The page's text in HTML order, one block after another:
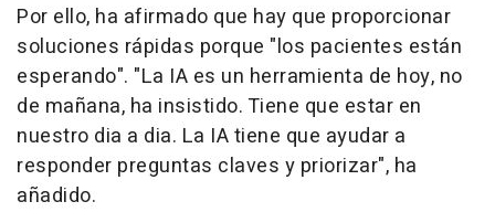
Por ello, ha afirmado que hay que proporcionar
soluciones rápidas porque "los pacientes están
esperando". "La IA es un herramienta de hoy, no
de mañana, ha insistido. Tiene que estar en
nuestro dia a dia. La IA tiene que ayudar a
responder preguntas claves y priorizar", ha
añadido.